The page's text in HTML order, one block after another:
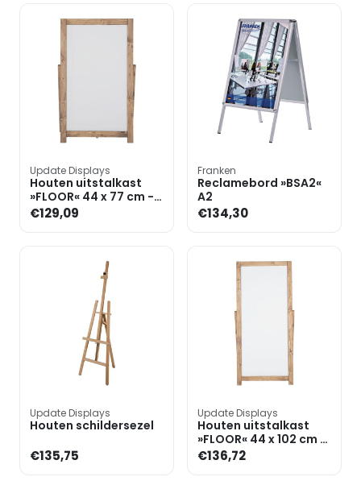
Update Displays
Houten uitstalkast
»FLOOR« 44 x 77 cm -
grenen
€129,09
Franken
Reclamebord »BSA2«
A2
€134,30
Update Displays
Houten schildersezel
€135,75
Update Displays
Houten uitstalkast
»FLOOR« 44 x 102 cm -
grenen
€136,72